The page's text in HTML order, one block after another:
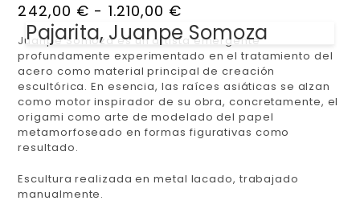
Pajarita, Juanpe Somoza
242,00 € - 1.210,00 €
Juanpe Somozaes un artista emergente
profundamente experimentado en el tratamiento del
acero como material principal de creación
escultórica. En esencia, las raíces asiáticas se alzan
como motor inspirador de su obra, concretamente, el
origami como arte de modelado del papel
metamorfoseado en formas figurativas como
resultado.
Escultura realizada en metal lacado, trabajado
manualmente.